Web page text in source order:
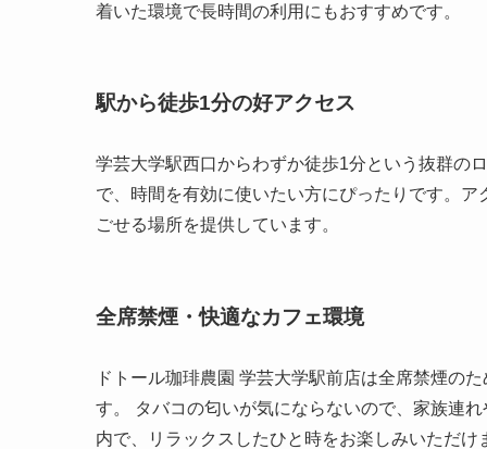
着いた環境で長時間の利用にもおすすめです。
駅から徒歩1分の好アクセス
学芸大学駅西口からわずか徒歩1分という抜群の
で、時間を有効に使いたい方にぴったりです。
ごせる場所を提供しています。
全席禁煙・快適なカフェ環境
ドトール珈琲農園 学芸大学駅前店は全席禁煙の
す。 タバコの匂いが気にならないので、家族連
内で、リラックスしたひと時をお楽しみいただけ